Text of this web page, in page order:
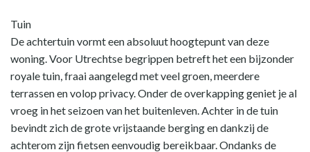
Tuin
De achtertuin vormt een absoluut hoogtepunt van deze
woning. Voor Utrechtse begrippen betreft het een bijzonder
royale tuin, fraai aangelegd met veel groen, meerdere
terrassen en volop privacy. Onder de overkapping geniet je al
vroeg in het seizoen van het buitenleven. Achter in de tuin
bevindt zich de grote vrijstaande berging en dankzij de
achterom zijn fietsen eenvoudig bereikbaar. Ondanks de